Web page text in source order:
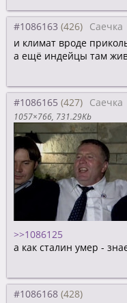
#1086163 Саечка
и климат вроде
а ещё индейцы там
#1086165 Саечка
1057×766 731.29Kb
>>1086125
а как сталин умер -
#1086168